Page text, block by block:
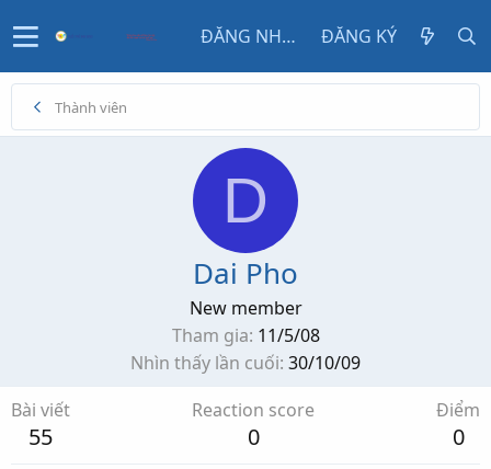
ĐĂNG NHẬP ĐĂNG KÝ
Thành viên
D
Dai Pho
New member
Tham gia 11/5/08
Nhìn thấy lần cuối 30/10/09
Bài viết
55
Reaction score
0
Điểm
0